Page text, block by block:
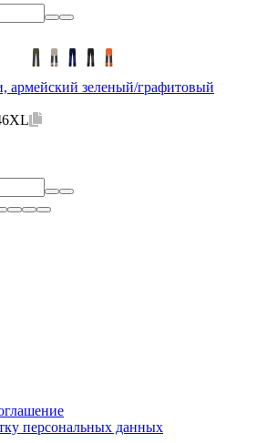
армейский зеленый/графитовый
персональных данных